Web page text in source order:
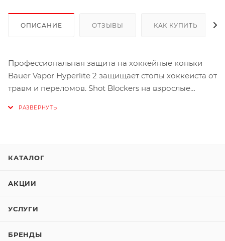
ОПИСАНИЕ ОТЗЫВЫ КАК КУПИТЬ
Профессиональная защита на хоккейные коньки
Bauer Vapor Hyperlite 2 защищает стопы хоккеиста от
травм и переломов. Shot Blockers на взрослые
защиты от травм в хоккее. Предотвращает травмы
попадании шайбы после блокировки броска или
КАТАЛОГ
АКЦИИ
УСЛУГИ
БРЕНДЫ